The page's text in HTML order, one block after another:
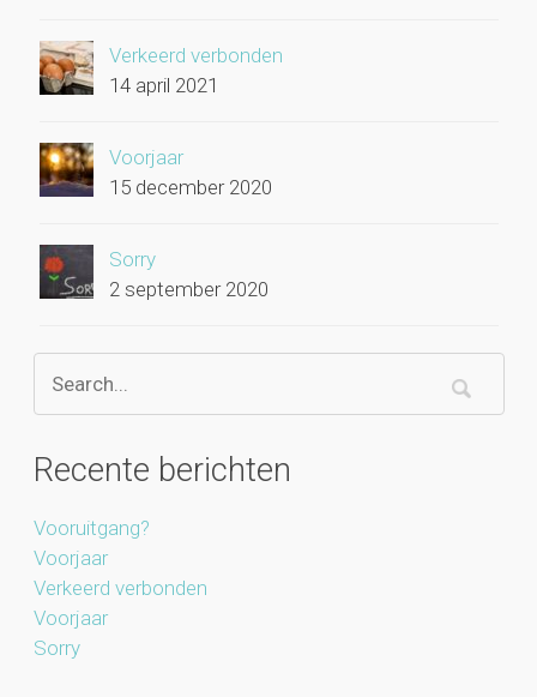
Verkeerd verbonden
14 april 2021
Voorjaar
15 december 2020
Sorry
2 september 2020
Recente berichten
Vooruitgang?
Voorjaar
Verkeerd verbonden
Voorjaar
Sorry